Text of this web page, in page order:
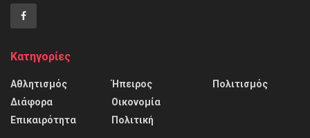
Κατηγορίες
Αθλητισμός
Διάφορα
Επικαιρότητα
Ήπειρος
Οικονομία
Πολιτική
Πολιτισμός